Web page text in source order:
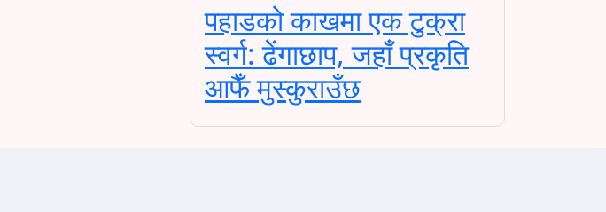
पहाडको काखमा एक टुक्रा
स्वर्ग: ढेंगाछाप, जहाँ प्रकृति
आफैँ मुस्कुराउँछ